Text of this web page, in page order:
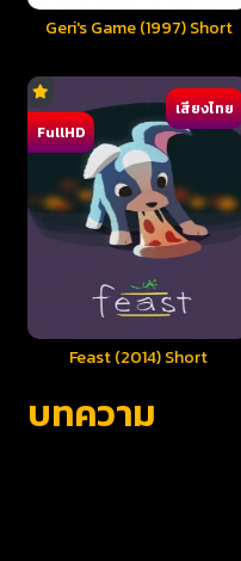
Geri's Game (1997) Short
FullHD
เสียงไทย
Feast (2014) Short
บทความ